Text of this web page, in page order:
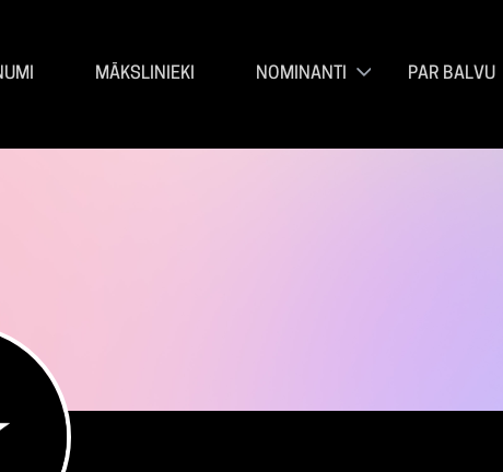
MĀKSLINIEKI NOMINANTI PAR BALVU